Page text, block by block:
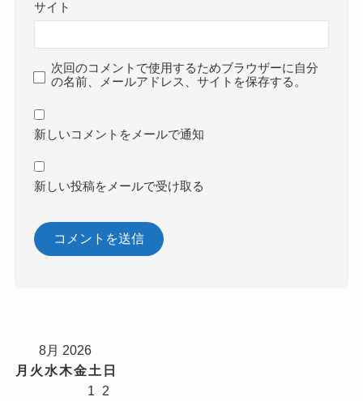
サイト
次回のコメントで使用するためブラウザーに自分
の名前、メールアドレス、サイトを保存する。
新しいコメントをメールで通知
新しい投稿をメールで受け取る
8月 2026
月 火 水木金土 日
1
2